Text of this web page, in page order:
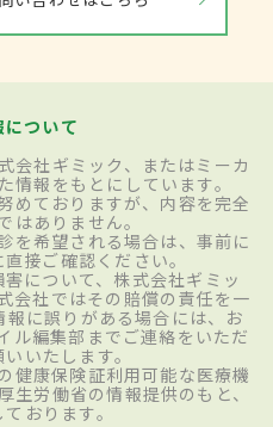
ついて
会社ギミック、またはミーカ
情報をもとにしています。
めておりますが、内容を完全
はありません。
を希望される場合は、事前に
接ご確認ください。
について、株式会社ギミッ
会社ではその賠償の責任を一
に誤りがある場合には、お
ル編集部までご連絡をいただ
いたします。
健康保険証利用可能な医療機
生労働省の情報提供のもと、
おります。